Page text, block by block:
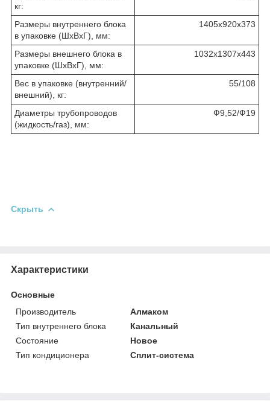
кг:
Размеры внутреннего блока
в упаковке (ШхВхГ), мм:
1405х920х373
Размеры внешнего блока в
упаковке (ШхВхГ), мм:
1032х1307х443
Вес в упаковке (внутренний/
внешний), кг:
55/108
Диаметры трубопроводов
(жидкость/газ), мм:
Ф9,52/Ф19
Скрыть
Характеристики
Основные
Производитель
Алмаком
Тип внутреннего блока
Канальный
Состояние
Новое
Тип кондиционера
Сплит-система